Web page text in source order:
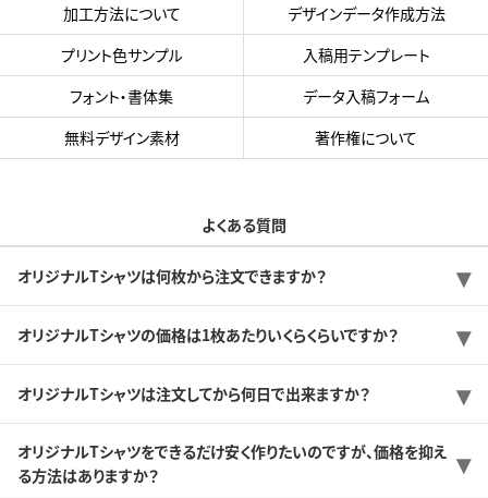
加工方法について
デザインデータ作成方法
プリント色サンプル
入稿用テンプレート
フォント・書体集
データ入稿フォーム
無料デザイン素材
著作権について
よくある質問
オリジナルTシャツは何枚から注文できますか？
オリジナルTシャツの価格は1枚あたりいくらくらいですか？
オリジナルTシャツは注文してから何日で出来ますか？
オリジナルTシャツをできるだけ安く作りたいのですが、価格を抑え
る方法はありますか？